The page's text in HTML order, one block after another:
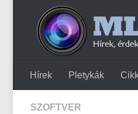
Hírek Pletykák
SZOFTVER